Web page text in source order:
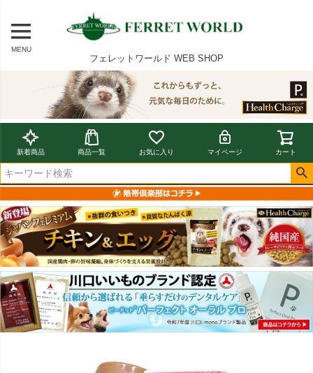
MENU
フェレットワールド WEB SHOP
新着商品 商品一覧 お気に入り マイページ カート